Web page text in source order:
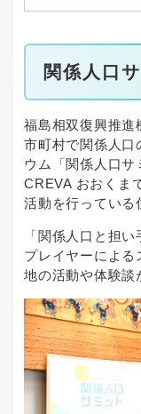
関係人口
福島相双復興推進
市町村で関係人口
ウム「関係人口サ
CREVA おおくま
活動を行っている
「関係人口と担
プレイヤーによる
地の活動や体験談